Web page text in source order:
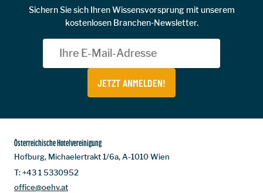
Sichern Sie sich Ihren Wissensvorsprung mit unserem
kostenlosen Branchen-Newsletter.
JETZT ANMELDEN!
Österreichische Hotelvereinigung
Hofburg, Michaelertrakt 1/6a, A-1010 Wien
T:+43 1 5330952
office@oehv.at